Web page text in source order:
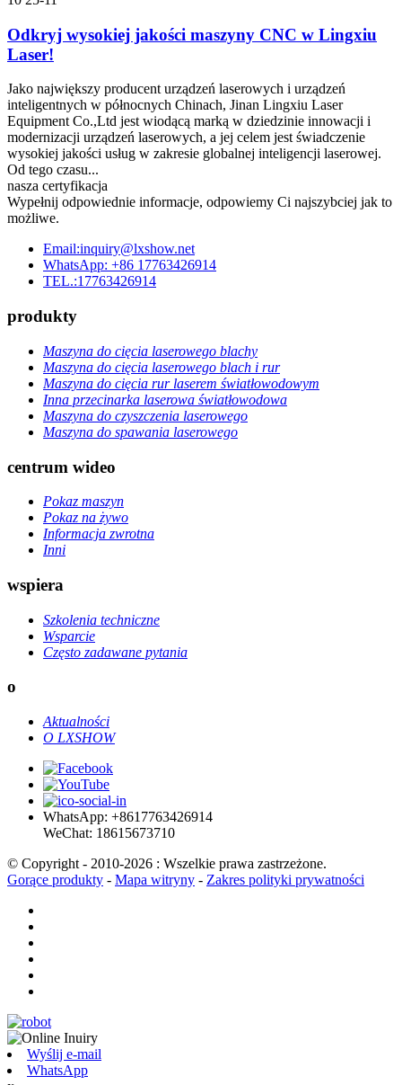
Odkryj wysokiej jakości maszyny CNC w Lingxiu
Laser!
Jako największy producent urządzeń laserowych i urządzeń
inteligentnych w północnych Chinach, Jinan Lingxiu Laser
Equipment Co.,Ltd jest wiodącą marką w dziedzinie innowacji i
modernizacji urządzeń laserowych, a jej celem jest świadczenie
wysokiej jakości usług w zakresie globalnej inteligencji laserowej.
Od tego czasu...
nasza certyfikacja
Wypełnij odpowiednie informacje, odpowiemy Ci najszybciej jak to
możliwe.
Email:inquiry@lxshow.net
WhatsApp: +86 17763426914
TEL.:17763426914
produkty
Maszyna do cięcia laserowego blachy
Maszyna do cięcia laserowego blach i rur
Maszyna do cięcia rur laserem światłowodowym
Inna przecinarka laserowa światłowodowa
Maszyna do czyszczenia laserowego
Maszyna do spawania laserowego
centrum wideo
Pokaz maszyn
Pokaz na żywo
Informacja zwrotna
Inni
wspiera
Szkolenia techniczne
Wsparcie
Często zadawane pytania
o
Aktualności
O LXSHOW
WhatsApp: +8617763426914
WeChat: 18615673710
© Copyright - 2010-2026 : Wszelkie prawa zastrzeżone.
Gorące produkty - Mapa witryny - Zakres polityki prywatności
Wyślij e-mail
WhatsApp